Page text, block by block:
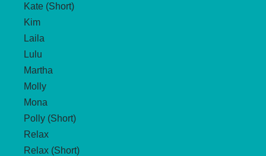
Kate (Short)
Kim
Laila
Lulu
Martha
Molly
Mona
Polly (Short)
Relax
Relax (Short)